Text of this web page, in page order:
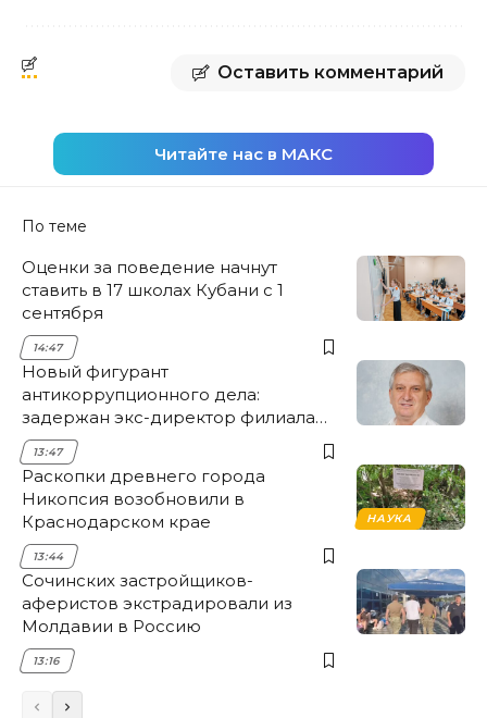
Оставить комментарий
Читайте нас в МАКС
По теме
Оценки за поведение начнут
ставить в 17 школах Кубани с 1
сентября
14:47
Новый фигурант
антикоррупционного дела:
задержан экс-директор филиала
НЭСК Крымска
13:47
НАУКА
Раскопки древнего города
Никопсия возобновили в
Краснодарском крае
13:44
Сочинских застройщиков-
аферистов экстрадировали из
Молдавии в Россию
13:16